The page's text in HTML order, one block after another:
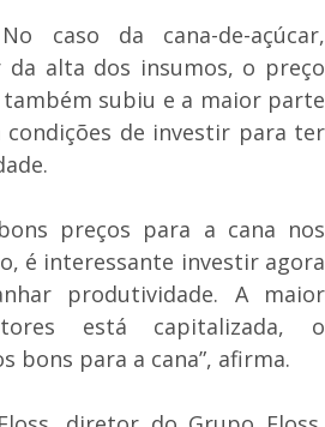
No caso da cana-de-açúcar,
da alta dos insumos, o preço
subiu e a maior parte
de investir para ter
preços para a cana nos
é interessante investir agora
produtividade. A maior
está capitalizada, o
bons para a cana”, afirma.